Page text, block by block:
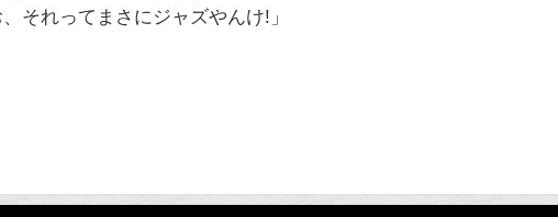
それってまさにジャズやんけ!」